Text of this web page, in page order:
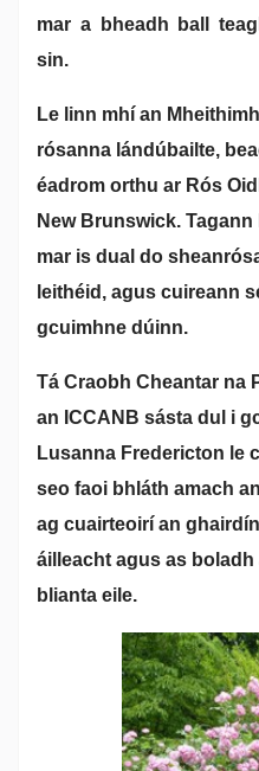
mar a bheadh ball
sin.
Le linn mhí an
rósanna lándúbailte,
éadrom orthu ar Rós
New Brunswick.
mar is dual do
leithéid, agus cuireann
gcuimhne dúinn.
Tá Craobh Cheantar na
an ICCANB sásta dul i
Lusanna Fredericton le
seo faoi bhláth amach
ag cuairteoirí an
áilleacht agus as
blianta eile.